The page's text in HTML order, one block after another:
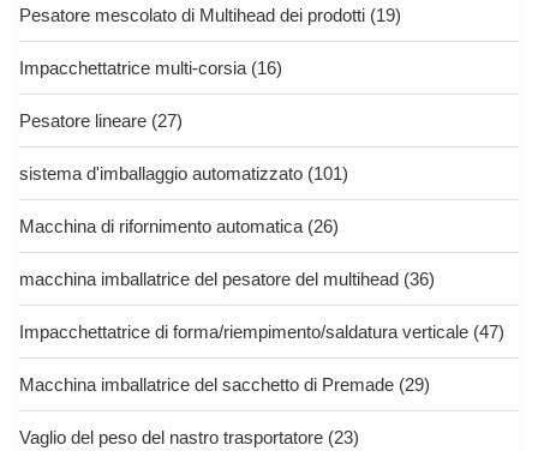
Pesatore mescolato di Multihead dei prodotti (19)
Impacchettatrice multi-corsia (16)
Pesatore lineare (27)
sistema d'imballaggio automatizzato (101)
Macchina di rifornimento automatica (26)
macchina imballatrice del pesatore del multihead (36)
Impacchettatrice di forma/riempimento/saldatura verticale (47)
Macchina imballatrice del sacchetto di Premade (29)
Vaglio del peso del nastro trasportatore (23)